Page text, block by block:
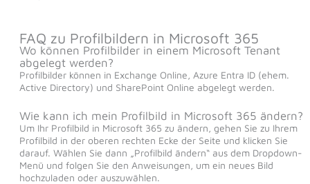
FAQ zu Profilbildern in Microsoft 365
Wo können Profilbilder in einem Microsoft Tenant
abgelegt werden?
Profilbilder können in Exchange Online, Azure Entra ID (ehem.
Active Directory) und SharePoint Online abgelegt werden.
Wie kann ich mein Profilbild in Microsoft 365 ändern?
Um Ihr Profilbild in Microsoft 365 zu ändern, gehen Sie zu Ihrem
Profilbild in der oberen rechten Ecke der Seite und klicken Sie
darauf. Wählen Sie dann „Profilbild ändern“ aus dem Dropdown-
Menü und folgen Sie den Anweisungen, um ein neues Bild
hochzuladen oder auszuwählen.